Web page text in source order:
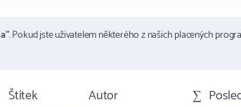
. Pokud jste uživatelem některého z našich placených
Štítek Autor ∑